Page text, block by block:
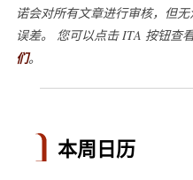
诺会对所有文章进行审核，但
误差。 您可以点击 ITA 按钮查
们。
本周日历